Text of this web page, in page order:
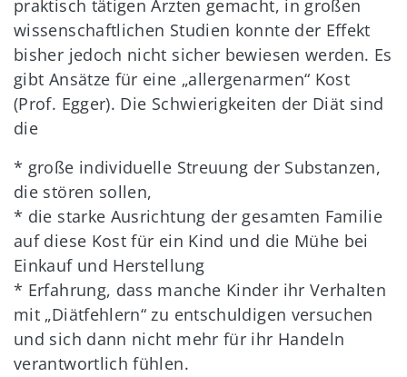
praktisch tätigen Ärzten gemacht, in großen
wissenschaftlichen Studien konnte der Effekt
bisher jedoch nicht sicher bewiesen werden. Es
gibt Ansätze für eine „allergenarmen“ Kost
(Prof. Egger). Die Schwierigkeiten der Diät sind
die
* große individuelle Streuung der Substanzen,
die stören sollen,
* die starke Ausrichtung der gesamten Familie
auf diese Kost für ein Kind und die Mühe bei
Einkauf und Herstellung
* Erfahrung, dass manche Kinder ihr Verhalten
mit „Diätfehlern“ zu entschuldigen versuchen
und sich dann nicht mehr für ihr Handeln
verantwortlich fühlen.